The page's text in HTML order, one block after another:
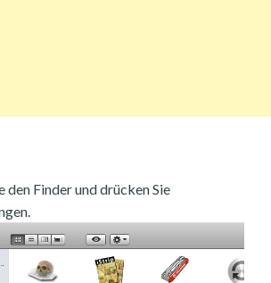
den Finder und drücken Sie